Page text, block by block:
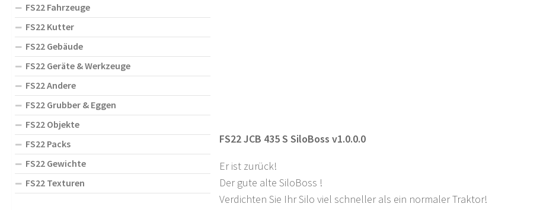
FS22 JCB 435 S SiloBoss v1.0.0.0
Er ist zurück!
Der gute alte SiloBoss !
Verdichten Sie Ihr Silo viel schneller als ein normaler Traktor!
FS22 Fahrzeuge
FS22 Kutter
FS22 Gebäude
FS22 Geräte & Werkzeuge
FS22 Andere
FS22 Grubber & Eggen
FS22 Objekte
FS22 Packs
FS22 Gewichte
FS22 Texturen